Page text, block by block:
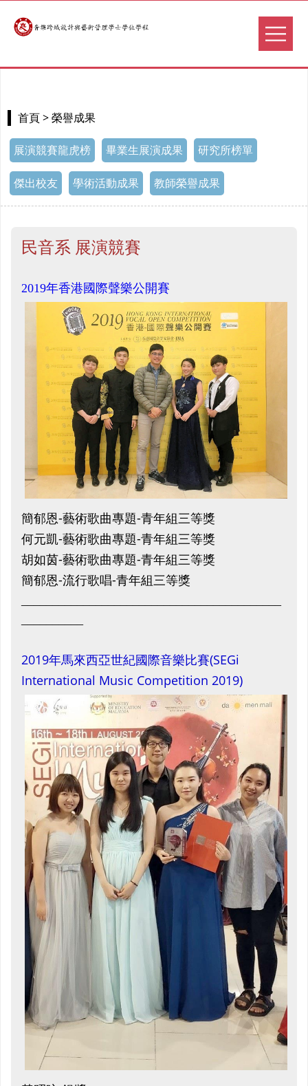
首頁 > 榮譽成果
展演競賽龍虎榜 畢業生展演成果 研究所榜單
傑出校友 學術活動成果 教師榮譽成果
民音系 展演競賽
2019年香港國際聲樂公開賽
簡郁恩-藝術歌曲專題-青年組三等獎
何元凱-藝術歌曲專題-青年組三等獎
胡如茵-藝術歌曲專題-青年組三等獎
簡郁恩-流行歌唱-青年組三等獎
2019年馬來西亞世紀國際音樂比賽(SEGi
International Music Competition 2019)